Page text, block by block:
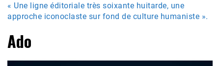
« Une ligne éditoriale très soixante huitarde, une
approche iconoclaste sur fond de culture humaniste ».
Ado